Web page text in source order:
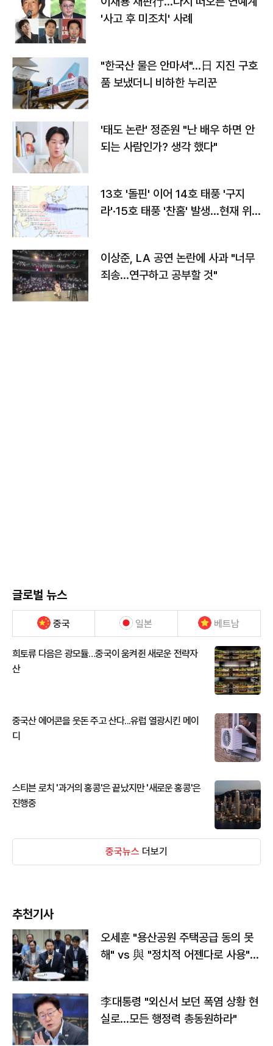
'사고 후 미조치' 사례
"한국산 물은 안마셔"…日 지진 구호
품 보냈더니 비하한 누리꾼
'태도 논란' 정준원 "난 배우 하면 안
되는 사람인가? 생각 했다"
13호 '돌핀' 이어 14호 태풍 '구지
라'·15호 태풍 '찬홈' 발생…현재 위
이상준, LA 공연 논란에 사과 "너무
죄송…연구하고 공부할 것"
글로벌 뉴스
중국 일본 베트남
희토류 다음은 광모듈…중국이 움켜쥔 새로운 전략자
산
중국산 에어콘을 웃돈 주고 산다...유럽 열광시킨 메이
디
스티븐 로치 '과거의 홍콩'은 끝났지만 '새로운 홍콩'은
진행중
중국뉴스 더보기
추천기사
오세훈 "용산공원 주택공급 동의 못
해" vs 與 "정치적 어젠다로 사용"
李대통령 "외신서 보던 폭염 상황 현
실로…모든 행정력 총동원하라"